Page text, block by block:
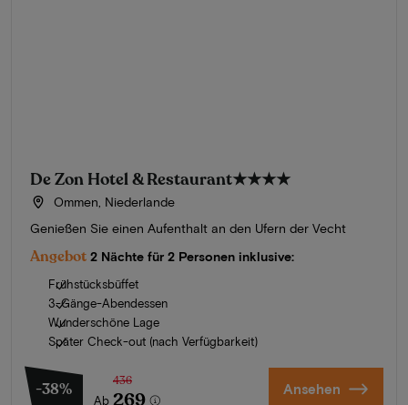
De Zon Hotel & Restaurant★★★★
Ommen, Niederlande
Genießen Sie einen Aufenthalt an den Ufern der Vecht
Angebot 2 Nächte für 2 Personen inklusive:
Frühstücksbüffet
3-Gänge-Abendessen
Wunderschöne Lage
Später Check-out (nach Verfügbarkeit)
-38%
Ab
436 Ansehen